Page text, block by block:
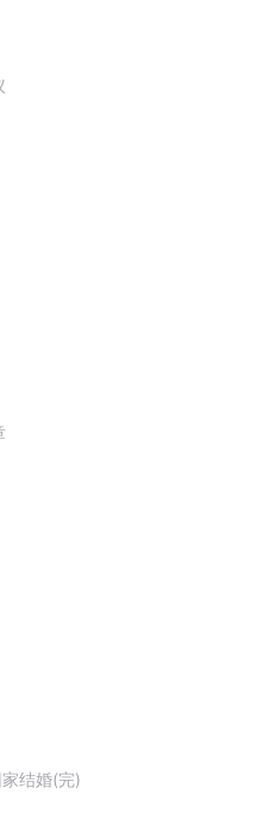
结婚(完)